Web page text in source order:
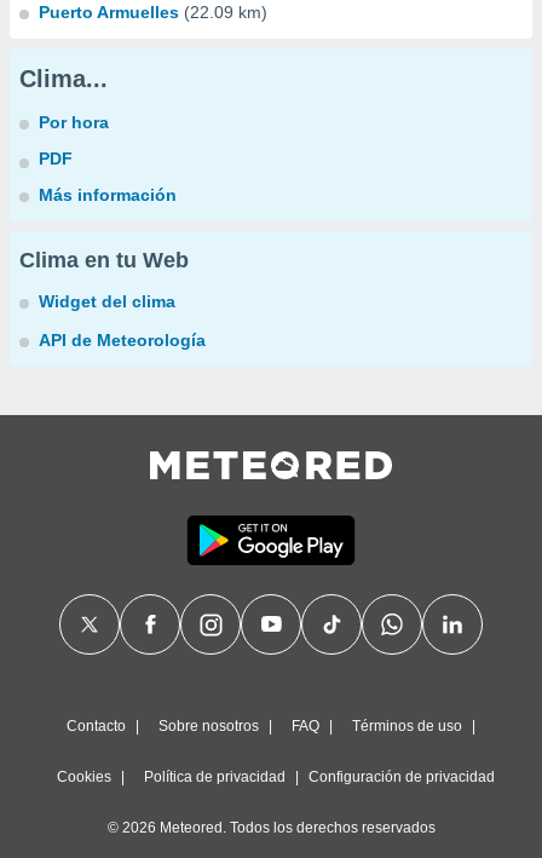
Puerto Armuelles (22.09 km)
Clima...
Por hora
PDF
Más información
Clima en tu Web
Widget del clima
API de Meteorología
Contacto Sobre nosotros FAQ Términos de uso
Cookies Política de privacidad Configuración de privacidad
© 2026 Meteored. Todos los derechos reservados